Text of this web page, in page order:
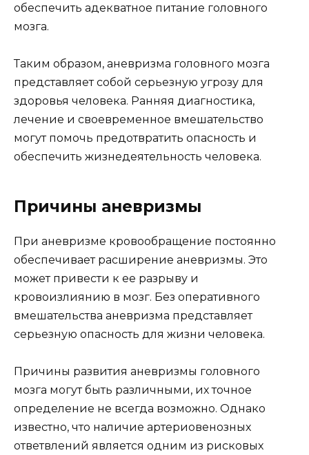
обеспечить адекватное питание головного
мозга.
Таким образом, аневризма головного мозга
представляет собой серьезную угрозу для
здоровья человека. Ранняя диагностика,
лечение и своевременное вмешательство
могут помочь предотвратить опасность и
обеспечить жизнедеятельность человека.
Причины аневризмы
При аневризме кровообращение постоянно
обеспечивает расширение аневризмы. Это
может привести к ее разрыву и
кровоизлиянию в мозг. Без оперативного
вмешательства аневризма представляет
серьезную опасность для жизни человека.
Причины развития аневризмы головного
мозга могут быть различными, их точное
определение не всегда возможно. Однако
известно, что наличие артериовенозных
ответвлений является одним из рисковых